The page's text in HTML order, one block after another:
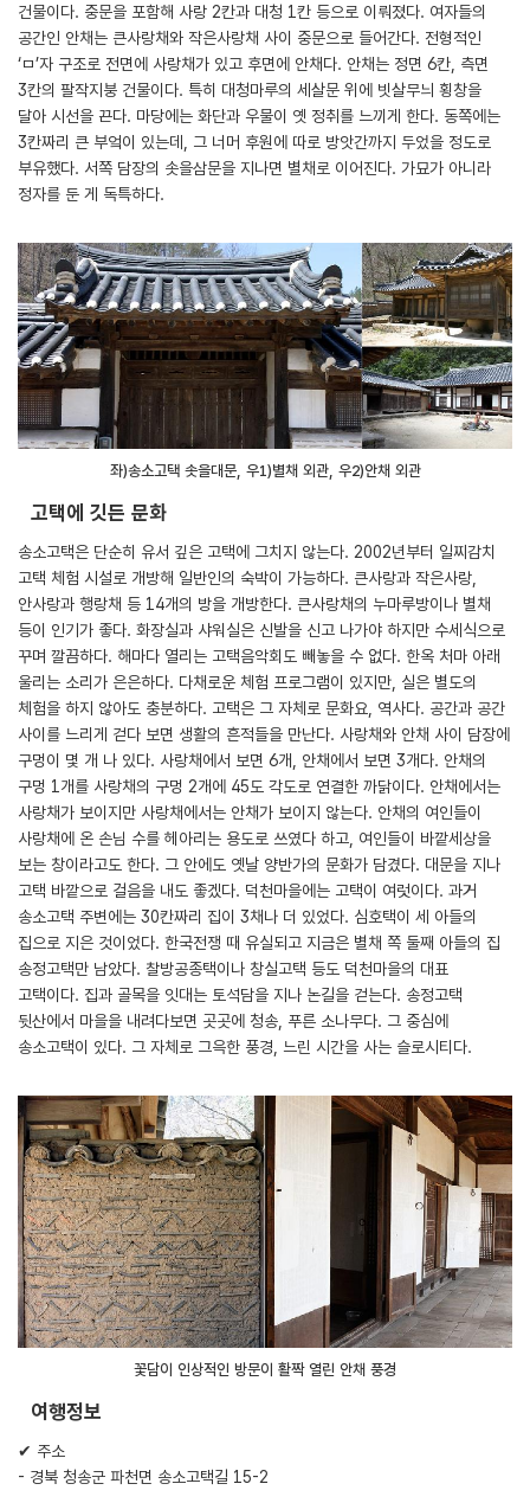
건물이다. 중문을 포함해 사랑 2칸과 대청 1칸 등으로 이뤄졌다. 여자들의
공간인 안채는 큰사랑채와 작은사랑채 사이 중문으로 들어간다. 전형적인
‘ㅁ’자 구조로 전면에 사랑채가 있고 후면에 안채다. 안채는 정면 6칸, 측면
3칸의 팔작지붕 건물이다. 특히 대청마루의 세살문 위에 빗살무늬 횡창을
달아 시선을 끈다. 마당에는 화단과 우물이 옛 정취를 느끼게 한다. 동쪽에는
3칸짜리 큰 부엌이 있는데, 그 너머 후원에 따로 방앗간까지 두었을 정도로
부유했다. 서쪽 담장의 솟을삼문을 지나면 별채로 이어진다. 가묘가 아니라
정자를 둔 게 독특하다.
좌)송소고택 솟을대문, 우1)별채 외관, 우2)안채 외관
고택에 깃든 문화
송소고택은 단순히 유서 깊은 고택에 그치지 않는다. 2002년부터 일찌감치
고택 체험 시설로 개방해 일반인의 숙박이 가능하다. 큰사랑과 작은사랑,
안사랑과 행랑채 등 14개의 방을 개방한다. 큰사랑채의 누마루방이나 별채
등이 인기가 좋다. 화장실과 샤워실은 신발을 신고 나가야 하지만 수세식으로
꾸며 깔끔하다. 해마다 열리는 고택음악회도 빼놓을 수 없다. 한옥 처마 아래
울리는 소리가 은은하다. 다채로운 체험 프로그램이 있지만, 실은 별도의
체험을 하지 않아도 충분하다. 고택은 그 자체로 문화요, 역사다. 공간과 공간
사이를 느리게 걷다 보면 생활의 흔적들을 만난다. 사랑채와 안채 사이 담장에
구멍이 몇 개 나 있다. 사랑채에서 보면 6개, 안채에서 보면 3개다. 안채의
구멍 1개를 사랑채의 구멍 2개에 45도 각도로 연결한 까닭이다. 안채에서는
사랑채가 보이지만 사랑채에서는 안채가 보이지 않는다. 안채의 여인들이
사랑채에 온 손님 수를 헤아리는 용도로 쓰였다 하고, 여인들이 바깥세상을
보는 창이라고도 한다. 그 안에도 옛날 양반가의 문화가 담겼다. 대문을 지나
고택 바깥으로 걸음을 내도 좋겠다. 덕천마을에는 고택이 여럿이다. 과거
송소고택 주변에는 30칸짜리 집이 3채나 더 있었다. 심호택이 세 아들의
집으로 지은 것이었다. 한국전쟁 때 유실되고 지금은 별채 쪽 둘째 아들의 집
송정고택만 남았다. 찰방공종택이나 창실고택 등도 덕천마을의 대표
고택이다. 집과 골목을 잇대는 토석담을 지나 논길을 걷는다. 송정고택
뒷산에서 마을을 내려다보면 곳곳에 청송, 푸른 소나무다. 그 중심에
송소고택이 있다. 그 자체로 그윽한 풍경, 느린 시간을 사는 슬로시티다.
꽃담이 인상적인 방문이 활짝 열린 안채 풍경
여행정보
✔ 주소
- 경북 청송군 파천면 송소고택길 15-2